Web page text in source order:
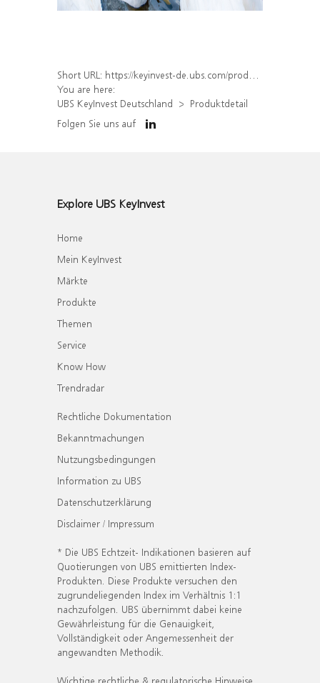
Short URL: https://keyinvest-de.ubs.com/produkt/detail/index/isin/DE000WA6JN07
You are here:
UBS KeyInvest Deutschland
Produktdetail
Folgen Sie uns auf
Explore UBS KeyInvest
Home
Mein KeyInvest
Märkte
Produkte
Themen
Service
Know How
Trendradar
Rechtliche Dokumentation
Bekanntmachungen
Nutzungsbedingungen
Information zu UBS
Datenschutzerklärung
Disclaimer / Impressum
* Die UBS Echtzeit- Indikationen basieren auf
Quotierungen von UBS emittierten Index-
Produkten. Diese Produkte versuchen den
zugrundeliegenden Index im Verhältnis 1:1
nachzufolgen. UBS übernimmt dabei keine
Gewährleistung für die Genauigkeit,
Vollständigkeit oder Angemessenheit der
angewandten Methodik.